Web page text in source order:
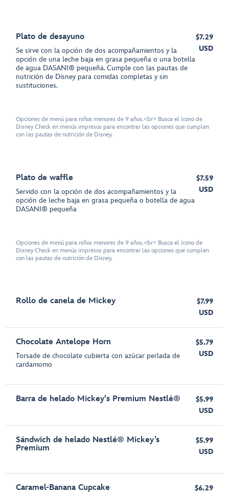
Plato de desayuno
Se sirve con la opción de dos acompañamientos y la
opción de una leche baja en grasa pequeña o una botella
de agua DASANI® pequeña. Cumple con las pautas de
nutrición de Disney para comidas completas y sin
sustituciones.
$7.29
USD
Opciones de menú para niños menores de 9 años.<br> Busca el ícono de
Disney Check en menús impresos para encontrar las opciones que cumplen
con las pautas de nutrición de Disney.
Plato de waffle
Servido con la opción de dos acompañamientos y la
opción de leche baja en grasa pequeña o botella de agua
DASANI® pequeña
$7.59
USD
Opciones de menú para niños menores de 9 años.<br> Busca el ícono de
Disney Check en menús impresos para encontrar las opciones que cumplen
con las pautas de nutrición de Disney.
Rollo de canela de Mickey
$7.99
USD
Chocolate Antelope Horn
Torsade de chocolate cubierta con azúcar perlada de
cardamomo
$5.79
USD
Barra de helado Mickey's Premium Nestlé®
$5.99
USD
Sándwich de helado Nestlé® Mickey’s
Premium
$5.99
USD
Caramel-Banana Cupcake
$6.29